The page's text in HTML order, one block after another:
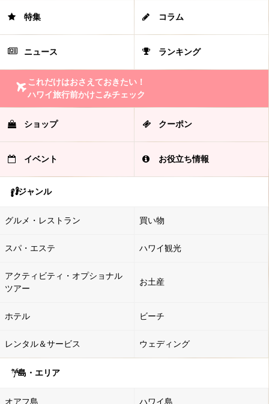
特集 コラム
ニュース ランキング
これだけはおさえておきたい！
ハワイ旅行前かけこみチェック
ショップ クーポン
イベント お役立ち情報
ジャンル
グルメ・レストラン 買い物
スパ・エステ ハワイ観光
アクティビティ・オプショナル
ツアー
お土産
ホテル ビーチ
レンタル＆サービス ウェディング
島・エリア
オアフ島 ハワイ島